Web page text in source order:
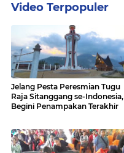
Video Terpopuler
Jelang Pesta Peresmian Tugu
Raja Sitanggang se-Indonesia,
Begini Penampakan Terakhir